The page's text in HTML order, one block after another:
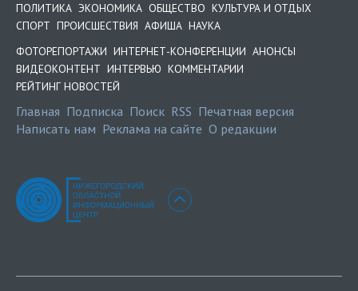
ПОЛИТИКА ЭКОНОМИКА ОБЩЕСТВО КУЛЬТУРА И ОТДЫХ
СПОРТ ПРОИСШЕСТВИЯ АФИША НАУКА
ФОТОРЕПОРТАЖИ ИНТЕРНЕТ-КОНФЕРЕНЦИИ АНОНСЫ
ВИДЕОКОНТЕНТ ИНТЕРВЬЮ КОММЕНТАРИИ
РЕЙТИНГ НОВОСТЕЙ
Главная Подписка Поиск RSS Печатная версия
Написать нам Реклама на сайте О редакции